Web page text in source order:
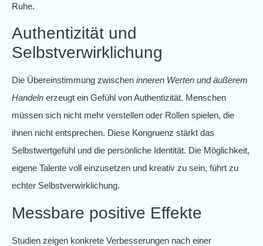
Ruhe.
Authentizität und
Selbstverwirklichung
Die Übereinstimmung zwischen inneren Werten und äußerem
Handeln erzeugt ein Gefühl von Authentizität. Menschen
müssen sich nicht mehr verstellen oder Rollen spielen, die
ihnen nicht entsprechen. Diese Kongruenz stärkt das
Selbstwertgefühl und die persönliche Identität. Die Möglichkeit,
eigene Talente voll einzusetzen und kreativ zu sein, führt zu
echter Selbstverwirklichung.
Messbare positive Effekte
Studien zeigen konkrete Verbesserungen nach einer